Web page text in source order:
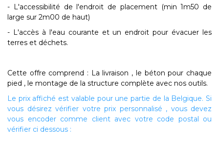
- L'accessibilité de l'endroit de placement (min 1m50 de
large sur 2m00 de haut)
- L'accès à l'eau courante et un endroit pour évacuer les
terres et déchets.
Cette offre comprend : La livraison , le béton pour chaque
pied , le montage de la structure complète avec nos outils.
Le prix affiché est valable pour une partie de la Belgique. Si
vous désirez vérifier votre prix personnalisé , vous devez
vous encoder comme client avec votre code postal ou
vérifier ci dessous :